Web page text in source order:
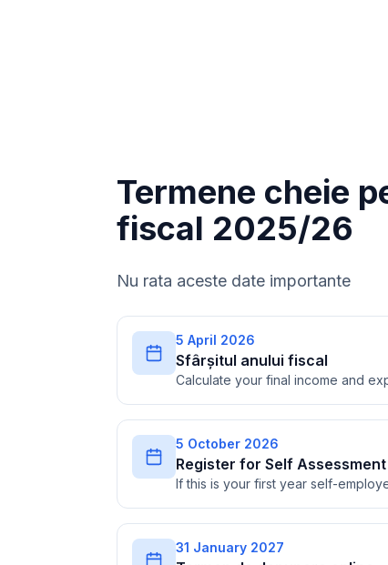
Termene cheie
fiscal 2025/26
Nu rata aceste date importante
5 April 2026
Sfârșitul anului fiscal
Calculate your final income and
5 October 2026
Register for Self Assessment
If this is your first year self-
31 January 2027